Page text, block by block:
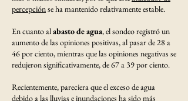
percepciónse ha mantenido relativamente estable.
En cuanto alabasto de agua, el sondeo registró un
aumento de las opiniones positivas, al pasar de 28 a
46 por ciento, mientras que las opiniones negativas se
redujeron significativamente, de 67 a 39 por ciento.
Recientemente, pareciera que el exceso de agua
debido a las lluvias e inundaciones ha sido más